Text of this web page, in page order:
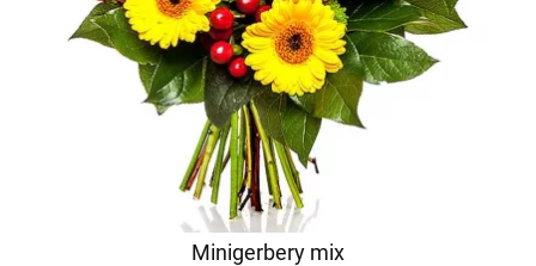
Minigerbery mix